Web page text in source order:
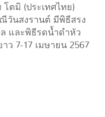
ตมิ (ประเทศไทย)
วันสงรานต์ มีพิธีสรง
และพิธีรดน้ำดำหัว
7-17 เมษายน 2567